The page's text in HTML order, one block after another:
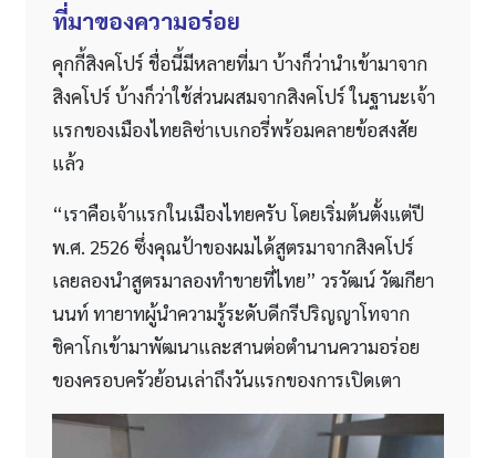
ที่มาของความอร่อย
คุกกี้สิงคโปร์ ชื่อนี้มีหลายที่มา บ้างก็ว่านำเข้ามาจาก
สิงคโปร์ บ้างก็ว่าใช้ส่วนผสมจากสิงคโปร์ ในฐานะเจ้า
แรกของเมืองไทยลิซ่าเบเกอรี่พร้อมคลายข้อสงสัย
แล้ว
“เราคือเจ้าแรกในเมืองไทยครับ โดยเริ่มต้นตั้งแต่ปี
พ.ศ. 2526 ซึ่งคุณป้าของผมได้สูตรมาจากสิงคโปร์
เลยลองนำสูตรมาลองทำขายที่ไทย” วรวัฒน์ วัฒกียา
นนท์ ทายาทผู้นำความรู้ระดับดีกรีปริญญาโทจาก
ชิคาโกเข้ามาพัฒนาและสานต่อตำนานความอร่อย
ของครอบครัวย้อนเล่าถึงวันแรกของการเปิดเตา